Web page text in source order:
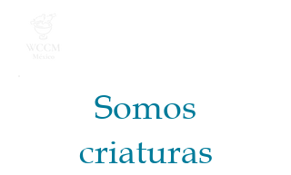
Somos
criaturas